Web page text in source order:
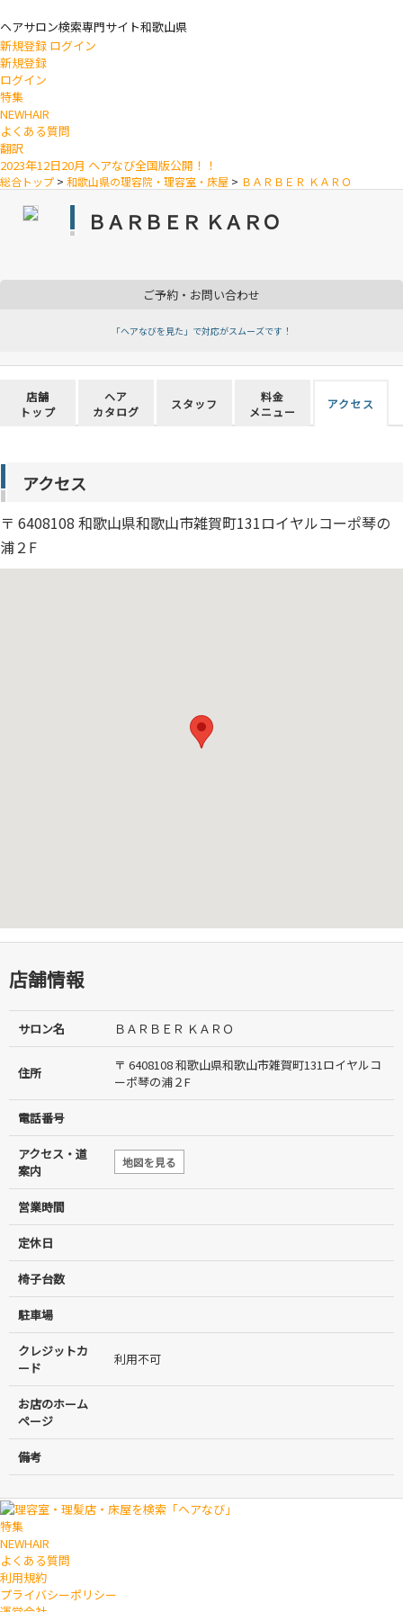
ヘアサロン検索専門サイト和歌山県
新規登録 ログイン
新規登録
ログイン
特集
NEWHAIR
よくある質問
翻訳
2023年12日20月 ヘアなび全国版公開！！
総合トップ > 和歌山県の理容院・理容室・床屋 > ＢＡＲＢＥＲ ＫＡＲＯ
ＢＡＲＢＥＲ ＫＡＲＯ
ご予約・お問い合わせ
「ヘアなびを見た」で対応がスムーズです！
店舗
トップ
ヘア
カタログ
スタッフ
料金
メニュー
アクセス
アクセス
〒 6408108 和歌山県和歌山市雑賀町131ロイヤルコーポ琴の
浦２F
店舗情報
サロン名 ＢＡＲＢＥＲ ＫＡＲＯ
住所
〒 6408108 和歌山県和歌山市雑賀町131ロイヤルコ
ーポ琴の浦２F
電話番号
アクセス・道
案内
地図を見る
営業時間
定休日
椅子台数
駐車場
クレジットカ
ード
利用不可
お店のホーム
ページ
備考
特集
NEWHAIR
よくある質問
利用規約
プライバシーポリシー